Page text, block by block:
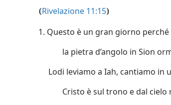
(Rivelazione 11:15)
1. Questo è un gran giorno
la pietra d’angolo in Sion
Lodi leviamo a Iah, cantiamo in
Cristo è sul trono e dal cielo